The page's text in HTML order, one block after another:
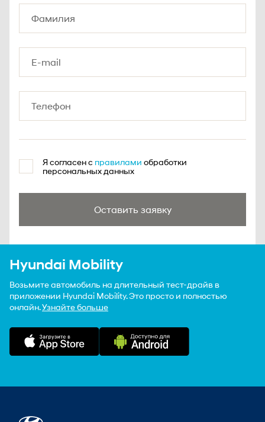
Я согласен с правилами обработки
персональных данных
Оставить заявку
Hyundai Mobility
Возьмите автомобиль на длительный тест-драйв в
приложении Hyundai Mobility. Это просто и полностью
онлайн.Узнайте больше